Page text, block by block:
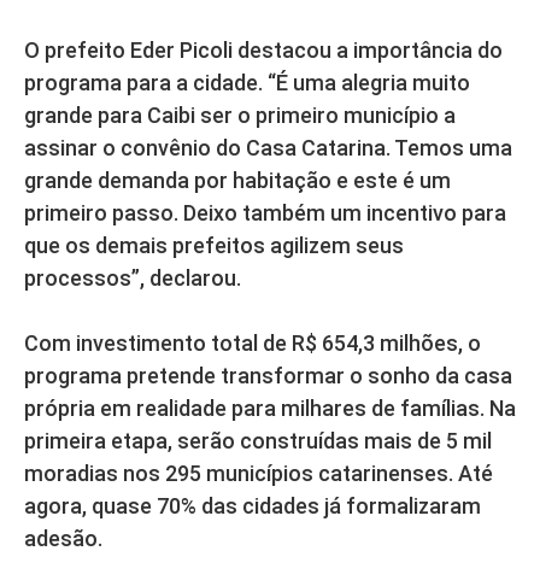
O prefeito Eder Picoli destacou a importância do
programa para a cidade. “É uma alegria muito
grande para Caibi ser o primeiro município a
assinar o convênio do Casa Catarina. Temos uma
grande demanda por habitação e este é um
primeiro passo. Deixo também um incentivo para
que os demais prefeitos agilizem seus
processos”, declarou.
Com investimento total de R$ 654,3 milhões, o
programa pretende transformar o sonho da casa
própria em realidade para milhares de famílias. Na
primeira etapa, serão construídas mais de 5 mil
moradias nos 295 municípios catarinenses. Até
agora, quase 70% das cidades já formalizaram
adesão.